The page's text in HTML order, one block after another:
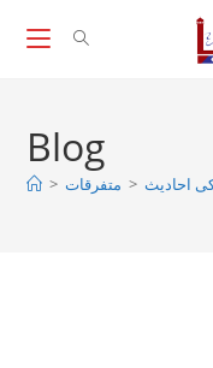
Blog
> متفرقات > احادیث